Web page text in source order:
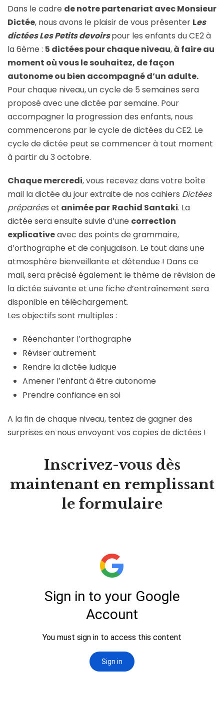
Dans le cadre de notre partenariat avec Monsieur
Dictée, nous avons le plaisir de vous présenter Les
dictées Les Petits devoirspour les enfants du CE2 à
la 6ème : 5 dictées pour chaque niveau,à faire au
moment où vous le souhaitez, de façon
autonome ou bien accompagné d’un adulte.
Pour chaque niveau, un cycle de 5 semaines sera
proposé avec une dictée par semaine. Pour
accompagner la progression des enfants, nous
commencerons par le cycle de dictées du CE2. Le
cycle de dictée peut se commencer à tout moment
à partir du 3 octobre.
Chaque mercredi, vous recevez dans votre boîte
mail la dictée du jour extraite de nos cahiers Dictées
préparées et animée par Rachid Santaki. La
dictée sera ensuite suivie d’une correction
explicativeavec des points de grammaire,
d’orthographe et de conjugaison. Le tout dans une
atmosphère bienveillante et détendue ! Dans ce
mail, sera précisé également le thème de révision de
la dictée suivante et une fiche d’entraînement sera
disponible en téléchargement.
Les objectifs sont multiples :
Réenchanter l’orthographe
Réviser autrement
Rendre la dictée ludique
Amener l’enfant à être autonome
Prendre confiance en soi
A la fin de chaque niveau, tentez de gagner des
surprises en nous envoyant vos copies de dictées !
Inscrivez-vous dès
maintenant en remplissant
le formulaire